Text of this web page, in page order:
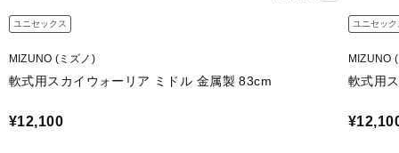
ユニセックス
MIZUNO (ミズノ)
軟式用スカイウォーリア ミドル 金属製 83cm
¥12,100
ユニセック
MIZUNO
軟式用